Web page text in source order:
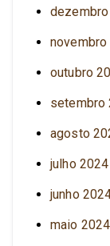
outubro
setembro
agosto
julho 2024
junho
maio 2024